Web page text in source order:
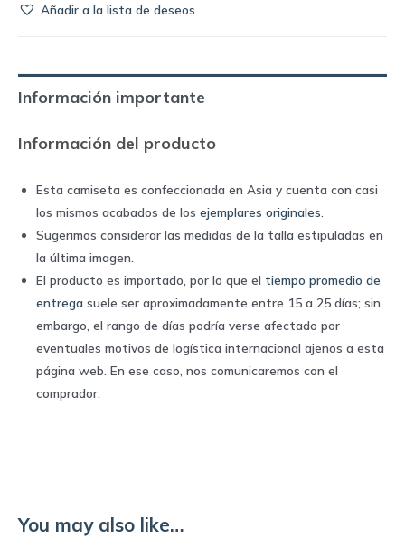
1984
Adidas
quantity
Añadir a la lista de deseos
Información importante
Información del producto
Esta camiseta es confeccionada en Asia y cuenta con casi
los mismos acabados de los ejemplares originales.
Sugerimos considerar las medidas de la talla estipuladas en
la última imagen.
El producto es importado, por lo que el tiempo promedio de
entrega suele ser aproximadamente entre 15 a 25 días; sin
embargo, el rango de días podría verse afectado por
eventuales motivos de logística internacional ajenos a esta
página web. En ese caso, nos comunicaremos con el
comprador.
You may also like…